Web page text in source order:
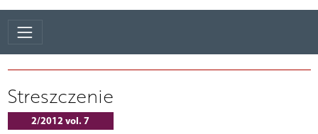
Streszczenie
2/2012 vol. 7